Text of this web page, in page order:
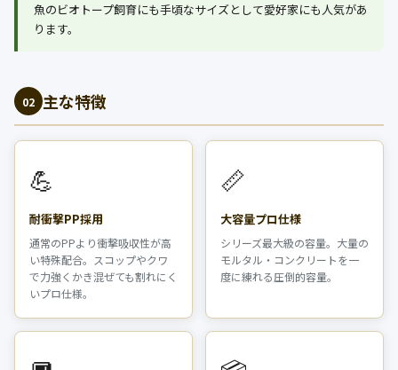
魚のビオトープ飼育にも手頃なサイズとして愛好家にも人気があ
ります。
02 主な特徴
💪
耐衝撃PP採用
通常のPPより衝撃吸収性が高
い特殊配合。スコップやクワ
で力強くかき混ぜても割れにく
いプロ仕様。
📏
大容量プロ仕様
シリーズ最大級の容量。大量の
モルタル・コンクリートを一
度に練れる圧倒的容量。